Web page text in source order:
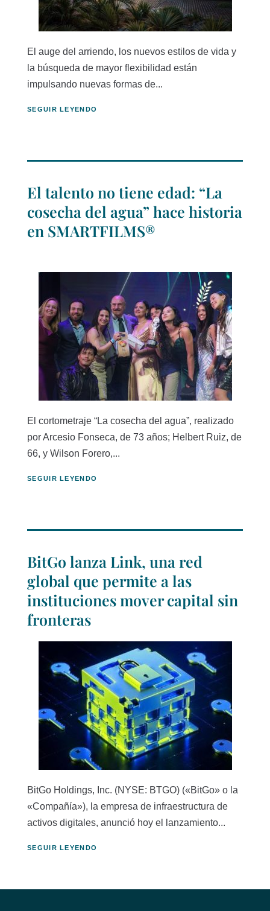
El auge del arriendo, los nuevos estilos de vida y
la búsqueda de mayor flexibilidad están
impulsando nuevas formas de...
SEGUIR LEYENDO
El talento no tiene edad: “La
cosecha del agua” hace historia
en SMARTFILMS®
El cortometraje “La cosecha del agua”, realizado
por Arcesio Fonseca, de 73 años; Helbert Ruiz, de
66, y Wilson Forero,...
SEGUIR LEYENDO
BitGo lanza Link, una red
global que permite a las
instituciones mover capital sin
fronteras
BitGo Holdings, Inc. (NYSE: BTGO) («BitGo» o la
«Compañía»), la empresa de infraestructura de
activos digitales, anunció hoy el lanzamiento...
SEGUIR LEYENDO